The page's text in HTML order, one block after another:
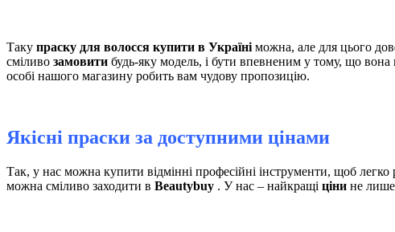
Таку праску для волосся купити в Україні можна, але для цього
сміливо замовити будь-яку модель, і бути впевненим у тому, що
особі нашого магазину робить вам чудову пропозицію.
Якісні праски за доступними цінами
Так, у нас можна купити відмінні професійні інструменти, щоб легко
можна сміливо заходити в Beautybuy . У нас – найкращі ціни не